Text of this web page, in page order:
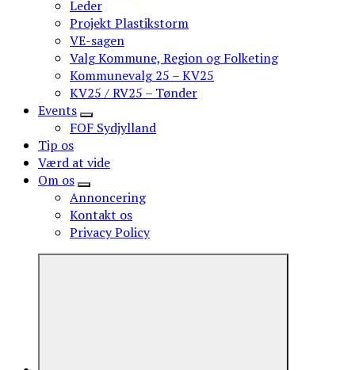
Leder
Projekt Plastikstorm
VE-sagen
Valg Kommune, Region og Folketing
Kommunevalg 25 – KV25
KV25 / RV25 – Tønder
Events
FOF Sydjylland
Tip os
Værd at vide
Om os
Annoncering
Kontakt os
Privacy Policy